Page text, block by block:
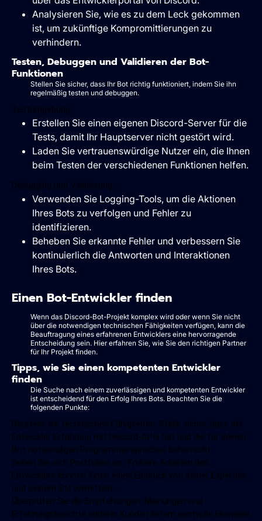
Analysieren Sie, wie es zu dem Leck gekommen
ist, um zukünftige Kompromittierungen zu
verhindern.
Testen, Debuggen und Validieren der Bot-
Funktionen
Stellen Sie sicher, dass Ihr Bot richtig funktioniert, indem Sie ihn
regelmäßig testen und debuggen.
Testumgebung :
Erstellen Sie einen eigenen Discord-Server für die
Tests, damit Ihr Hauptserver nicht gestört wird.
Laden Sie vertrauenswürdige Nutzer ein, die Ihnen
beim Testen der verschiedenen Funktionen helfen.
Debugging und Validierung :
Verwenden Sie Logging-Tools, um die Aktionen
Ihres Bots zu verfolgen und Fehler zu
identifizieren.
Beheben Sie erkannte Fehler und verbessern Sie
kontinuierlich die Antworten und Interaktionen
Ihres Bots.
Einen Bot-Entwickler finden
Wenn das Discord-Bot-Projekt komplex wird oder wenn Sie nicht
über die notwendigen technischen Fähigkeiten verfügen, kann die
Beauftragung eines erfahrenen Entwicklers eine hervorragende
Entscheidung sein. Hier erfahren Sie, wie Sie den richtigen Partner
für Ihr Projekt finden.
Tipps, wie Sie einen kompetenten Entwickler
finden
Die Suche nach einem zuverlässigen und kompetenten Entwickler
ist entscheidend für den Erfolg Ihres Bots. Beachten Sie die
folgenden Punkte:
Beurteile die technischen Fähigkeiten: Stelle sicher, dass der
Entwickler Erfahrung mit Discord-APIs hat und die für deinen
Bot notwendigen Programmiersprachen beherrscht.
Sehen Sie sich Portfolios an : Frühere Arbeiten des
Entwicklers können Ihnen einen Eindruck von seiner Expertise
und seinem Stil vermitteln.
Überprüfen Sie die Empfehlungen: Meinungen und
Erfahrungsberichte anderer Kunden liefern wertvolle Hinweise